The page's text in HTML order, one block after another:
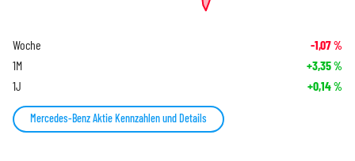
Woche -1,07%
1M +3,35%
1J +0,14%
Mercedes-Benz Aktie Kennzahlen und Details